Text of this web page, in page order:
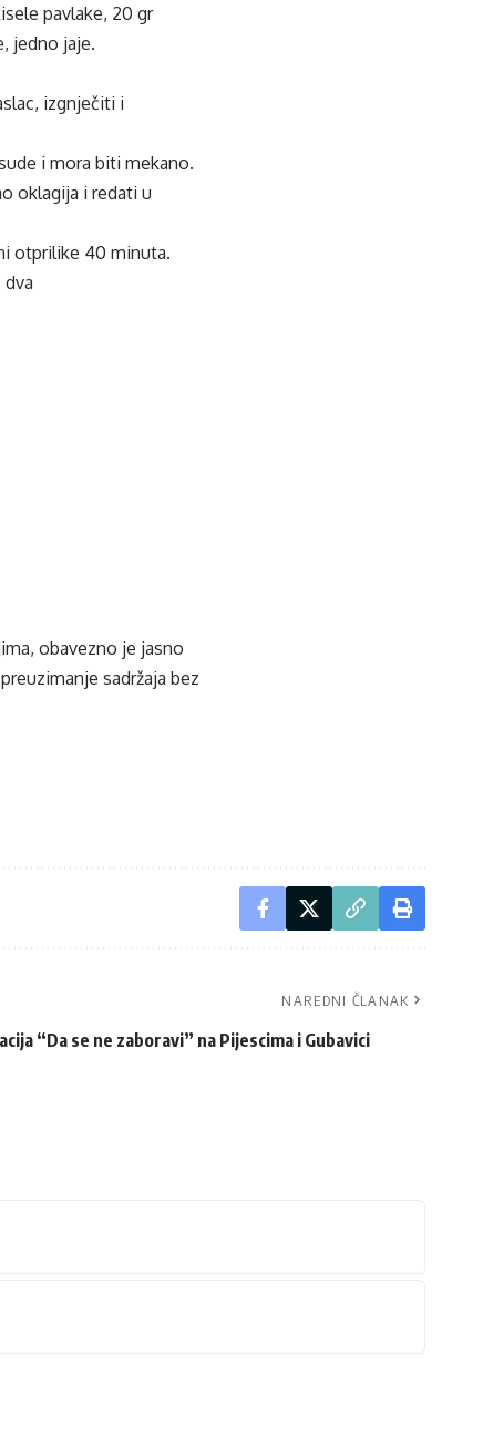
pavlake, 20 gr
jedno jaje.
izgnječiti i
i mora biti mekano.
oklagija i redati u
otprilike 40 minuta.
dva
obavezno je jasno
sadržaja bez
NAREDNI ČLANAK
“Da se ne zaboravi” na Pijescima i Gubavici